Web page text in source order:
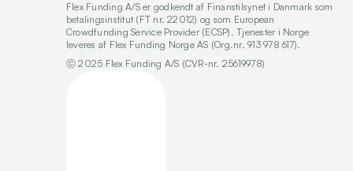
Flex Funding A/S er godkendt af Finanstilsynet i Danmark som
betalingsinstitut (FT nr. 22012) og som European
Crowdfunding Service Provider (ECSP). Tjenester i Norge
leveres af Flex Funding Norge AS (Org.nr. 913 978 617).
ⓒ 2025 Flex Funding A/S (CVR-nr. 25619978)